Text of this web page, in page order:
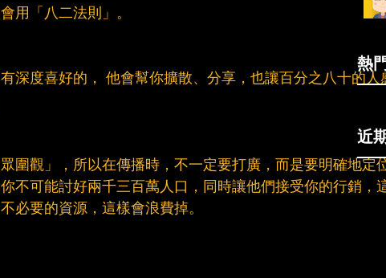
用「八二法則」。
深度喜好的， 他會幫你擴散、分享，也讓百分之八十的人
圍觀」，所以在傳播時，不一定要打廣，而是要明確地定
不可能討好兩千三百萬人口，同時讓他們接受你的行銷，
必要的資源，這樣會浪費掉。
熱
近